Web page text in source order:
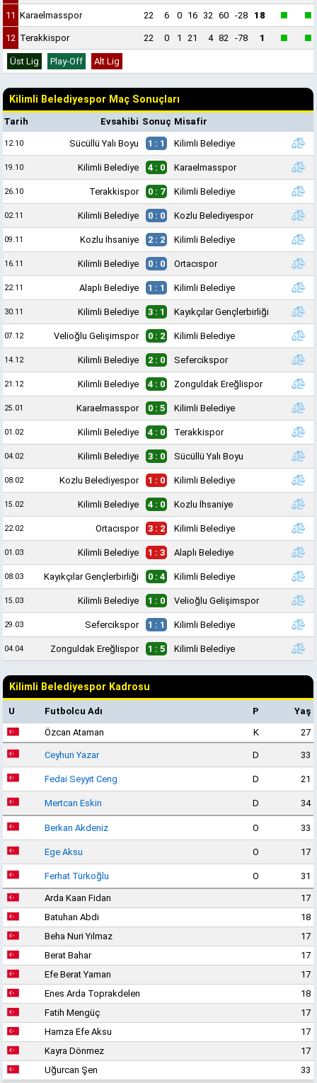
11 Karaelmasspor 22 6 0 16 32 60 -28 18 ■ ■
12 Terakkispor 22 0 1 21 4 82 -78 1 ■ ■
Üst Lig Play-Off Alt Lig
Kilimli Belediyespor Maç Sonuçları
Tarih Evsahibi Sonuç Misafir
12.10 Sücüllü Yalı Boyu 1 : 1 Kilimli Belediye
19.10 Kilimli Belediye 4 : 0 Karaelmasspor
26.10 Terakkispor 0 : 7 Kilimli Belediye
02.11 Kilimli Belediye 0 : 0 Kozlu Belediyespor
09.11 Kozlu İhsaniye 2 : 2 Kilimli Belediye
16.11 Kilimli Belediye 0 : 0 Ortacıspor
22.11 Alaplı Belediye 1 : 1 Kilimli Belediye
30.11 Kilimli Belediye 3 : 1 Kayıkçılar Gençlerbirliği
07.12 Velioğlu Gelişimspor 0 : 2 Kilimli Belediye
14.12 Kilimli Belediye 2 : 0 Sefercikspor
21.12 Kilimli Belediye 4 : 0 Zonguldak Ereğlispor
25.01 Karaelmasspor 0 : 5 Kilimli Belediye
01.02 Kilimli Belediye 4 : 0 Terakkispor
04.02 Kilimli Belediye 3 : 0 Sücüllü Yalı Boyu
08.02 Kozlu Belediyespor 1 : 0 Kilimli Belediye
15.02 Kilimli Belediye 4 : 0 Kozlu İhsaniye
22.02 Ortacıspor 3 : 2 Kilimli Belediye
01.03 Kilimli Belediye 1 : 3 Alaplı Belediye
08.03 Kayıkçılar Gençlerbirliği 0 : 4 Kilimli Belediye
15.03 Kilimli Belediye 1 : 0 Velioğlu Gelişimspor
29.03 Sefercikspor 1 : 1 Kilimli Belediye
04.04 Zonguldak Ereğlispor 1 : 5 Kilimli Belediye
Kilimli Belediyespor Kadrosu
U Futbolcu Adı P
Yaş
Özcan Ataman
K 27
Ceyhun Yazar D 33
Fedai Seyyit Ceng D 21
Mertcan Eskin D 34
Berkan Akdeniz O 33
Ege Aksu O 17
Ferhat Türkoğlu O 31
Arda Kaan Fidan
17
Batuhan Abdi
18
Beha Nuri Yılmaz
17
Berat Bahar
17
Efe Berat Yaman
17
Enes Arda Toprakdelen
18
Fatih Mengüç
17
Hamza Efe Aksu
17
Kayra Dönmez
17
Uğurcan Şen
33